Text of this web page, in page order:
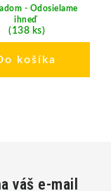
- Odosielame
ihneď
(138 ks)
košíka
váš e-mail